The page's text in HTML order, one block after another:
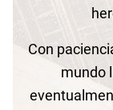
Con
mundo